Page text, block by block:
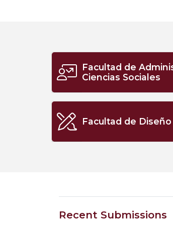
Facultad de
Ciencias Sociales
Facultad de Diseño
Recent Submissions